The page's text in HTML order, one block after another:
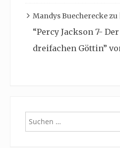
Mandys Buechereckezu
“Percy Jackson 7-
dreifachen Göttin”
Suchen
nach: